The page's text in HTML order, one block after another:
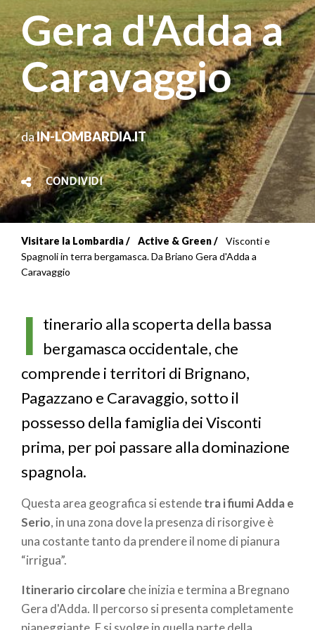
Gera d'Adda a
Caravaggio
daIN-LOMBARDIA.IT
CONDIVIDI
Briciole
di
pane
Visitare la Lombardia Active & Green
Visconti e
Spagnoli in terra bergamasca. Da Briano Gera d'Adda a
Caravaggio
I tinerario alla scoperta della bassa
bergamasca occidentale, che
comprende i territori di Brignano,
Pagazzano e Caravaggio, sotto il
possesso della famiglia dei Visconti
prima, per poi passare alla dominazione
spagnola.
Questa area geografica si estendetra i fiumi Adda e
Serio, in una zona dove la presenza di risorgive è
una costante tanto da prendere il nome di pianura
“irrigua”.
Itinerario circolare che inizia e termina a Bregnano
Gera d'Adda. Il percorso si presenta completamente